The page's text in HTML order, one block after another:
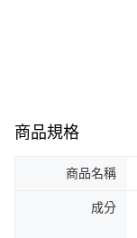
商品規格
商品名稱
成分